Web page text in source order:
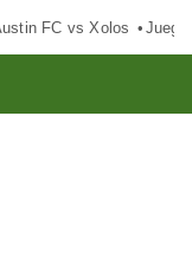
FC vs Xolos